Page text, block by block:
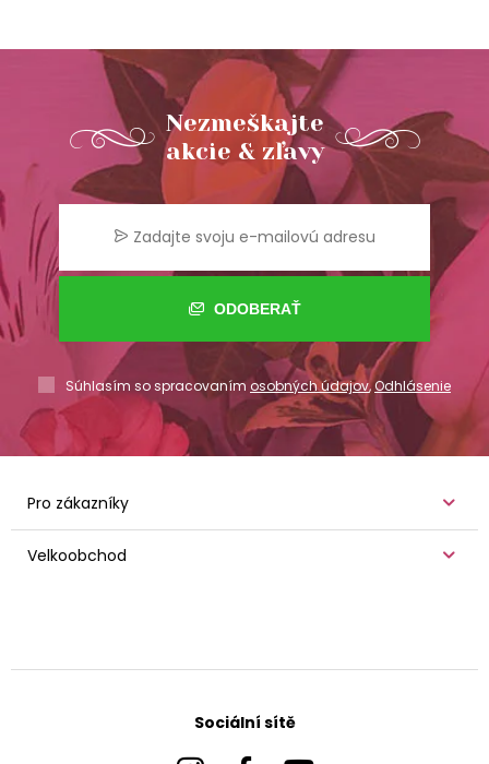
Nezmeškajte
akcie & zľavy
ODOBERAŤ
Súhlasím so spracovaním osobných údajov,Odhlásenie
Pro zákazníky
Velkoobchod
Sociální sítě